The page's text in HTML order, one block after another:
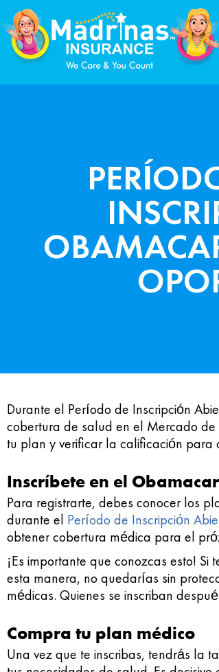
Durante el Período de Inscripción
cobertura de salud en el Mercado de
tu plan y verificar la calificación
Inscríbete en el
Para registrarte, debes conocer los
durante el Período de Inscripción
obtener cobertura médica para el
¡Es importante que conozcas esto!
esta manera, no quedarías sin
médicas. Quienes se inscriban
Compra tu plan médico
Una vez que te inscribas, tendrás la